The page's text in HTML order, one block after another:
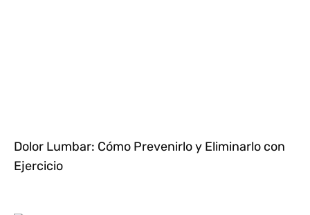
Dolor Lumbar: Cómo Prevenirlo y Eliminarlo con
Ejercicio